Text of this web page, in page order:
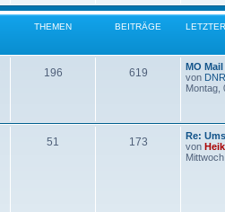
THEMEN BEITRÄGE
196 619
MO
von
Montag,
51 173
Re:
von